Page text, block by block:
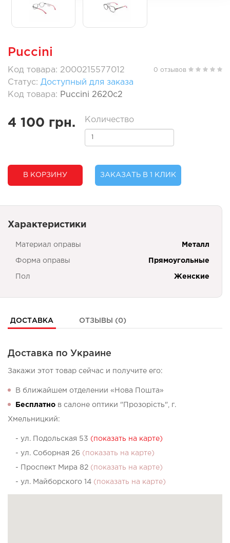
Puccini
Код товара: 2000215577012
Статус: Доступный для заказа
Код товара: Puccini 2620с2
0 отзывов
4 100 грн. Количество
В КОРЗИНУ ЗАКАЗАТЬ В 1 КЛИК
Характеристики
Материал оправы Металл
Форма оправы Прямоугольные
Пол Женские
ДОСТАВКА ОТЗЫВЫ (0)
Доставка по Украине
Закажи этот товар сейчас и получите его:
В ближайшем отделении «Нова Пошта»
Бесплатно в салоне оптики "Прозорість", г.
Хмельницкий:
- ул. Подольская 53 (показать на карте)
- ул. Соборная 26 (показать на карте)
- Проспект Мира 82 (показать на карте)
- ул. Майборского 14 (показать на карте)